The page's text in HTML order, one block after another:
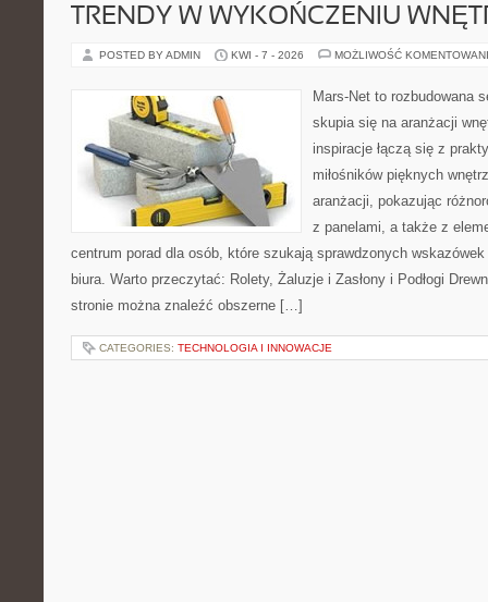
TRENDY W WYKOŃCZENIU
POSTED BY ADMIN KWI - 7 - 2026 MOŻLIWOŚĆ
Mars-Net to rozbudowana
skupia się na aranżacji
inspiracje łączą się z
miłośników pięknych
aranżacji, pokazując
z panelami, a także z
centrum porad dla osób, które szukają sprawdzonych
biura. Warto przeczytać: Rolety, Żaluzje i Zasłony i Podłogi
stronie można znaleźć obszerne […]
CATEGORIES: TECHNOLOGIA I INNOWACJE